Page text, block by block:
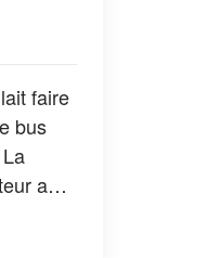
faire
bus
a